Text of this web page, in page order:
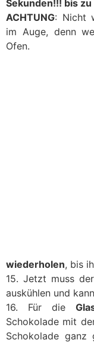
Sekunden!!! bis zu
ACHTUNG: Nicht
im Auge, denn
Ofen.
wiederholen, bis
15. Jetzt muss
auskühlen und
16. Für die
Schokolade mit
Schokolade